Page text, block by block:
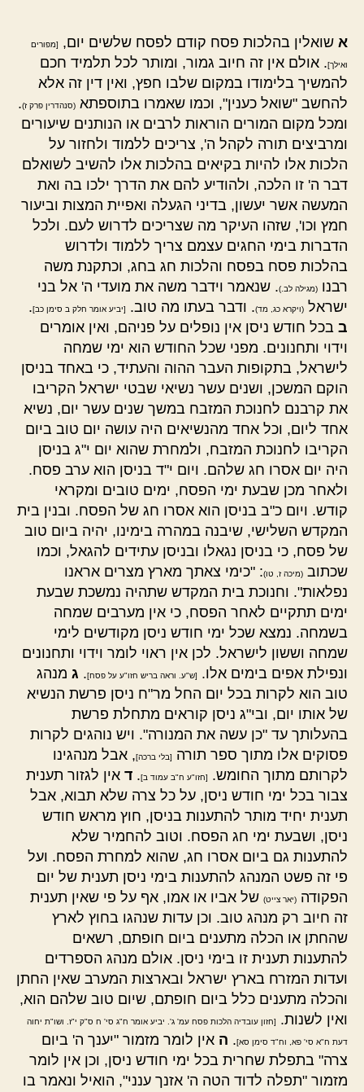
א שואלין בהלכות פסח קודם לפסח שלשים יום, [מפורים
ואילך]. אולם אין זה חיוב גמור, ומותר לכל תלמיד חכם
להמשיך בלימודו במקום שלבו חפץ, ואין דין זה אלא
להחשב "שואל כענין", וכמו שאמרו בתוספתא (סנהדרין פרק ז).
ומכל מקום המורים הוראות לרבים או הנותנים שיעורים
ומרביצים תורה לקהל ה', צריכים ללמוד ולחזור על
הלכות אלו להיות בקיאים בהלכות אלו להשיב לשואלם
דבר ה' זו הלכה, ולהודיע להם את הדרך ילכו בה ואת
המעשה אשר יעשון, בדיני הגעלה ואפיית המצות וביעור
חמץ וכו', שזהו העיקר מה שצריכים לדרוש לעם. ולכל
הדברות בימי החגים עצמם צריך ללמוד ולדרוש
בהלכות פסח בפסח והלכות חג בחג, וכתקנת משה
רבנו (מגילה לב.). שנאמר וידבר משה את מועדי ה' אל בני
ישראל (ויקרא כג, מד). ודבר בעתו מה טוב. [יביע אומר חלק ב סימן כב].
ב בכל חודש ניסן אין נופלים על פניהם, ואין אומרים
וידוי ותחנונים. מפני שכל החודש הוא ימי שמחה
לישראל, בתקופות העבר ההוה והעתיד, כי באחד בניסן
הוקם המשכן, ושנים עשר נשיאי שבטי ישראל הקריבו
את קרבנם לחנוכת המזבח במשך שנים עשר יום, נשיא
אחד ליום, וכל אחד מהנשיאים היה עושה יום טוב ביום
הקריבו לחנוכת המזבח, ולמחרת שהוא יום י"ג בניסן
היה יום אסרו חג שלהם. ויום י"ד בניסן הוא ערב פסח.
ולאחר מכן שבעת ימי הפסח, ימים טובים ומקראי
קודש. ויום כ"ב בניסן הוא אסרו חג של הפסח. ובנין בית
המקדש השלישי, שיבנה במהרה בימינו, יהיה ביום טוב
של פסח, כי בניסן נגאלו ובניסן עתידים להגאל, וכמו
שכתוב (מיכה ז, טו): "כימי צאתך מארץ מצרים אראנו
נפלאות". וחנוכת בית המקדש שתהיה נמשכת שבעת
ימים תתקיים לאחר הפסח, כי אין מערבים שמחה
בשמחה. נמצא שכל ימי חודש ניסן מקודשים לימי
שמחה וששון לישראל. לכן אין ראוי לומר וידוי ותחנונים
ונפילת אפים בימים אלו.
[ש"ע. וראה בריש חזו"ע על פסח]. ג מנהג
טוב הוא לקרות בכל יום החל מר"ח ניסן פרשת הנשיא
של אותו יום, ובי"ג ניסן קוראים מתחלת פרשת
בהעלותך עד "כן עשה את המנורה". ויש נוהגים לקרות
פסוקים אלו מתוך ספר תורה
[בלי ברכה], אבל מנהגינו
לקרותם מתוך החומש.
[חזו"ע ח"ב עמוד ב]. ד אין לגזור תענית
צבור בכל ימי חודש ניסן, על כל צרה שלא תבוא, אבל
תענית יחיד מותר להתענות בניסן, חוץ מראש חודש
ניסן, ושבעת ימי חג הפסח. וטוב להחמיר שלא
להתענות גם ביום אסרו חג, שהוא למחרת הפסח. ועל
פי זה פשט המנהג להתענות בימי ניסן תענית של יום
הפקודה (יאר צייט) של אביו או אמו, אף על פי שאין תענית
זה חיוב רק מנהג טוב. וכן עדות שנהגו בחוץ לארץ
שהחתן או הכלה מתענים ביום חופתם, רשאים
להתענות תענית זו בימי ניסן. אולם מנהג הספרדים
ועדות המזרח בארץ ישראל ובארצות המערב שאין החתן
והכלה מתענים כלל ביום חופתם, שיום טוב שלהם הוא,
ואין לשנות.
[חזון עובדיה הלכות פסח עמ' ג'. יביע אומר ח"ג סי' ח ס"ק י"ז. ושו"ת יחוה
דעת ח"א סי' פא, וח"ד סימן סא]. ה אין לומר מזמור "יענך ה' ביום
צרה" בתפלת שחרית בכל ימי חודש ניסן, וכן אין לומר
מזמור "תפלה לדוד הטה ה' אזנך ענני", הואיל ונאמר בו